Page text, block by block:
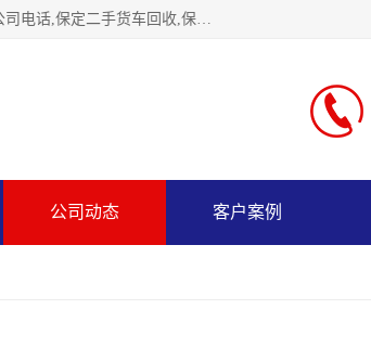
保定辉领再生资源回收有限公司主要经营保定旧车回收，保定报废汽车回收，保定报废汽车回收公司电话,保定二手货车回收,保定黄标车回收, 保定黄标车回收，保定哪里收报废车，保定废旧汽车回收，保定汽车报废手续办理，保定汽车解体厂。将通过采取区域限行促进淘汰、经济补助激励新、加大上路*法处罚、加强达标排放监管等综合措施，对老旧机动车逐步实行末位淘汰，加快老旧机动车淘汰新
公司动态 客户案例